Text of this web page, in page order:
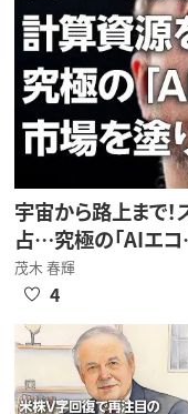
宇宙から路上まで
占…究極の「AIエ
茂木 春輝
4